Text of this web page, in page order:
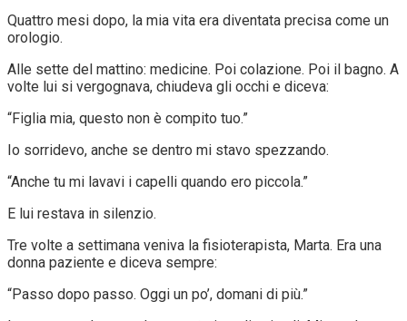
Quattro mesi dopo, la mia vita era diventata precisa come un
orologio.
Alle sette del mattino: medicine. Poi colazione. Poi il bagno. A
volte lui si vergognava, chiudeva gli occhi e diceva:
“Figlia mia, questo non è compito tuo.”
Io sorridevo, anche se dentro mi stavo spezzando.
“Anche tu mi lavavi i capelli quando ero piccola.”
E lui restava in silenzio.
Tre volte a settimana veniva la fisioterapista, Marta. Era una
donna paziente e diceva sempre:
“Passo dopo passo. Oggi un po’, domani di più.”